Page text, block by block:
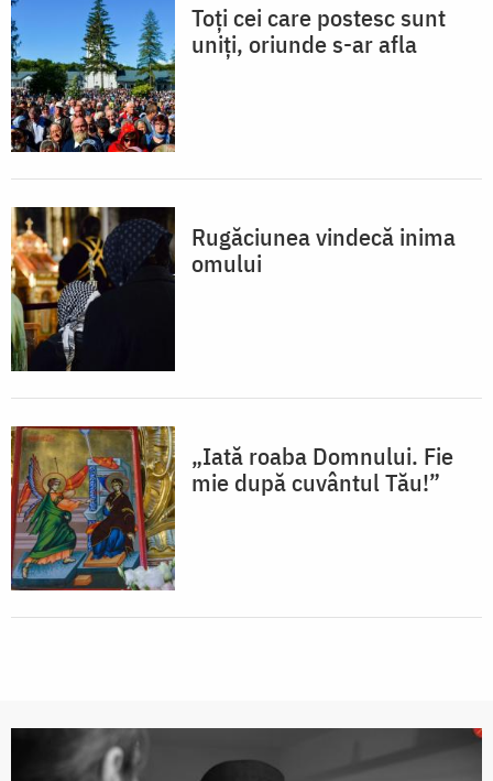
Toți cei care postesc sunt
uniți, oriunde s-ar afla
Rugăciunea vindecă inima
omului
„Iată roaba Domnului. Fie
mie după cuvântul Tău!”